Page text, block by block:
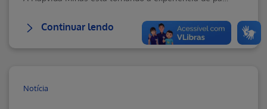
Continuar lendo
Notícia